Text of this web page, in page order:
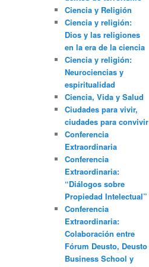
Ciencia y Religión
Ciencia y religión:
Dios y las religiones
en la era de la ciencia
Ciencia y religión:
Neurociencias y
espiritualidad
Ciencia, Vida y Salud
Ciudades para vivir,
ciudades para convivir
Conferencia
Extraordinaria
Conferencia
Extraordinaria:
“Diálogos sobre
Propiedad Intelectual”
Conferencia
Extraordinaria:
Colaboración entre
Fórum Deusto, Deusto
Business School y